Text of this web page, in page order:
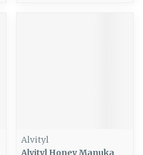
Alvityl
Alvityl Honey Manuka